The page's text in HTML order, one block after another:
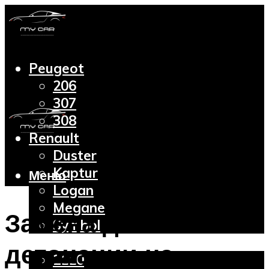
Peugeot
206
307
308
Renault
Duster
Kaptur
Logan
Megane
Symbol
2110
Меню
Замена датчика
детонации на